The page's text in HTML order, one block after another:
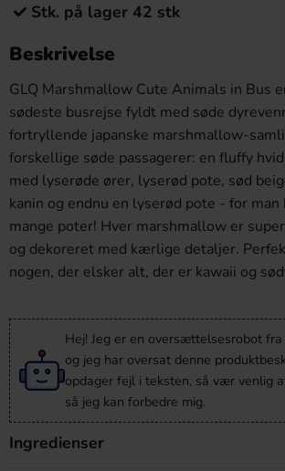
Stk. på lager 42 stk
Beskrivelse
GLQ Marshmallow Cute Animals in Bus
sødeste busrejse fyldt med søde
fortryllende japanske marshmallow-
forskellige søde passagerer: en fluffy
med lyserøde ører, lyserød pote, sød
kanin og endnu en lyserød pote - for man
mange poter! Hver marshmallow er
og dekoreret med kærlige detaljer.
nogen, der elsker alt, der er kawaii og
Hej! Jeg er en oversættelsesrobot fra
og jeg har oversat denne
opdager fejl i teksten, så vær venlig
så jeg kan forbedre mig.
Ingredienser